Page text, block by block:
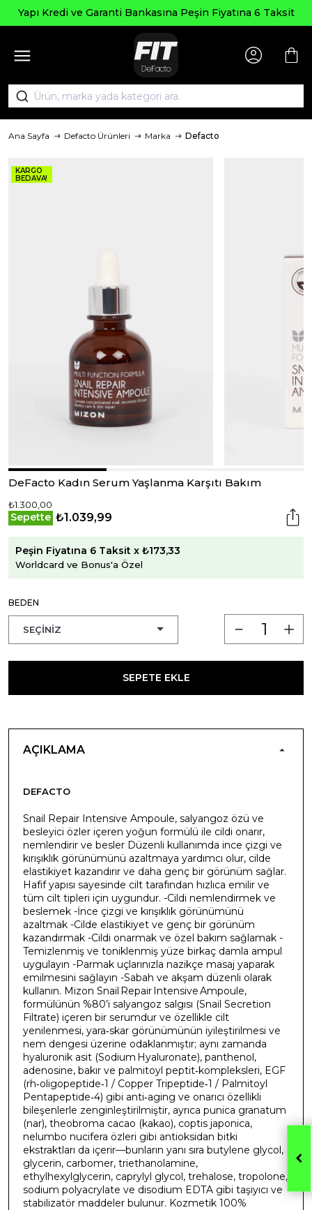
Kredi ve Garanti Bankasına Peşin Fiyatına 6 Taksit
Ana Sayfa Defacto Ürünleri Marka Defacto
KARGO
BEDAVA!
DeFacto Kadın Serum Yaşlanma Karşıtı Bakım
₺1.300,00
Sepette ₺1.039,99
Peşin Fiyatına 6 Taksit x ₺173,33
Worldcard ve Bonus'a Özel
BEDEN
SEPETE EKLE
AÇIKLAMA
DEFACTO
Snail Repair Intensive Ampoule, salyangoz özü ve
besleyici özler içeren yoğun formülü ile cildi onarır,
nemlendirir ve besler Düzenli kullanımda ince çizgi ve
kırışıklık görünümünü azaltmaya yardımcı olur, cilde
elastikiyet kazandırır ve daha genç bir görünüm sağlar.
Hafif yapısı sayesinde cilt tarafından hızlıca emilir ve
tüm cilt tipleri için uygundur. -Cildi nemlendirmek ve
beslemek -İnce çizgi ve kırışıklık görünümünü
azaltmak -Cilde elastikiyet ve genç bir görünüm
kazandırmak -Cildi onarmak ve özel bakım sağlamak -
Temizlenmiş ve toniklenmiş yüze birkaç damla ampul
uygulayın -Parmak uçlarınızla nazikçe masaj yaparak
emilmesini sağlayın -Sabah ve akşam düzenli olarak
kullanın. Mizon Snail Repair Intensive Ampoule,
formülünün %80’i salyangoz salgısı (Snail Secretion
Filtrate) içeren bir serumdur ve özellikle cilt
yenilenmesi, yara‑skar görünümünün iyileştirilmesi ve
nem dengesi üzerine odaklanmıştır; aynı zamanda
hyaluronik asit (Sodium Hyaluronate), panthenol,
adenosine, bakır ve palmitoyl peptit‑kompleksleri, EGF
(rh‑oligopeptide‑1 / Copper Tripeptide‑1 / Palmitoyl
Pentapeptide‑4) gibi anti‑aging ve onarıcı özellikli
bileşenlerle zenginleştirilmiştir, ayrıca punica granatum
(nar), theobroma cacao (kakao), coptis japonica,
nelumbo nucifera özleri gibi antioksidan bitki
ekstraktları da içerir—bunların yanı sıra butylene glycol,
glycerin, carbomer, triethanolamine,
ethylhexylglycerin, caprylyl glycol, trehalose, tropolone,
sodium polyacrylate ve disodium EDTA gibi taşıyıcı ve
stabilizatör maddeler bulunur. Kozmetik 100%